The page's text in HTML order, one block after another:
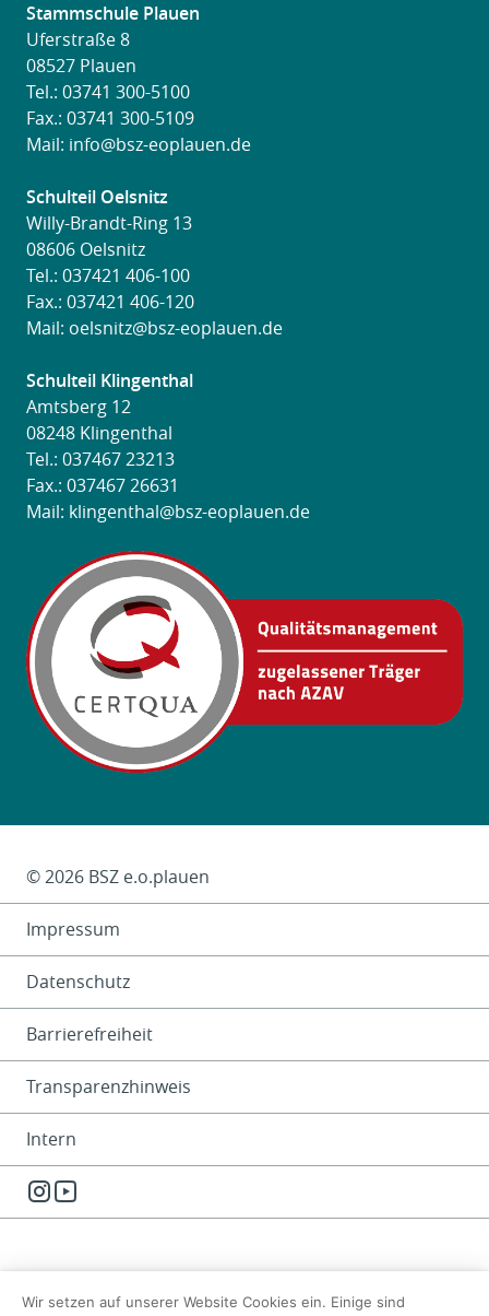
Stammschule Plauen
Uferstraße 8
08527 Plauen
Tel.: 03741 300-5100
Fax.: 03741 300-5109
Mail: info@bsz-eoplauen.de
Schulteil Oelsnitz
Willy-Brandt-Ring 13
08606 Oelsnitz
Tel.: 037421 406-100
Fax.: 037421 406-120
Mail: oelsnitz@bsz-eoplauen.de
Schulteil Klingenthal
Amtsberg 12
08248 Klingenthal
Tel.: 037467 23213
Fax.: 037467 26631
Mail: klingenthal@bsz-eoplauen.de
Das Kleingedruckte
© 2026 BSZ e.o.plauen
Impressum
Datenschutz
Barrierefreiheit
Transparenzhinweis
Intern
Instagram
Wir setzen auf unserer Website Cookies ein. Einige sind